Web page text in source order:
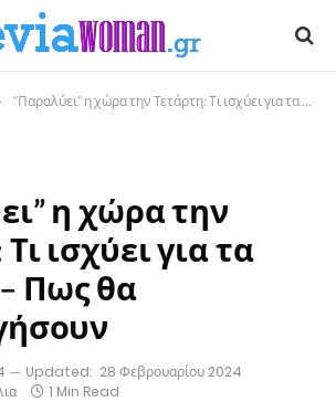
“Παραλύει” η χώρα την Τετάρτη: Τι ισχύει για τα σχολεία – Πως θα λειτουργήσουν
η χώρα την
ισχύει για τα
Πως θα
Updated: 28 Φεβρουαρίου 2024
1 Min Read